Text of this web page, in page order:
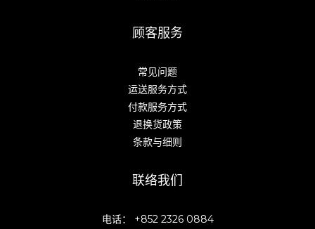
顾客服务
常见问题
运送服务方式
付款服务方式
退换货政策
条款与细则
联络我们
电话： +852 2326 0884